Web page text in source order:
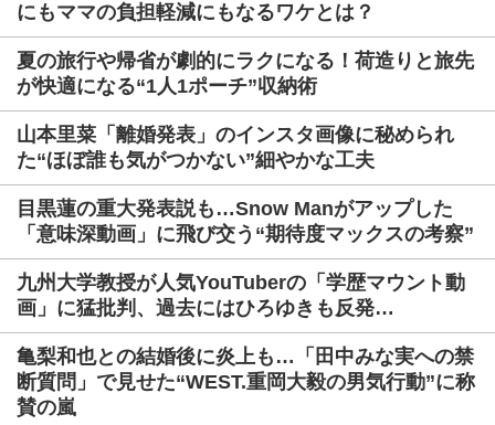
にもママの負担軽減にもなるワケとは？
夏の旅行や帰省が劇的にラクになる！荷造りと旅先
が快適になる“1人1ポーチ”収納術
山本里菜「離婚発表」のインスタ画像に秘められ
た“ほぼ誰も気がつかない”細やかな工夫
目黒蓮の重大発表説も…Snow Manがアップした
「意味深動画」に飛び交う“期待度マックスの考察”
九州大学教授が人気YouTuberの「学歴マウント動
画」に猛批判、過去にはひろゆきも反発…
亀梨和也との結婚後に炎上も…「田中みな実への禁
断質問」で見せた“WEST.重岡大毅の男気行動”に称
賛の嵐